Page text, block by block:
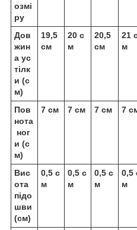
озмі
ру
Дов
жин
а ус
тілк
и (с
м)
19,5
см
20 с
м
20,5
см
21
м
Пов
нота
ног
и (с
м)
7 см 7 см 7 см 7
Вис
ота
підо
шви
(см)
0,5 с
м
0,5 с
м
0,5 с
м
0,5
м